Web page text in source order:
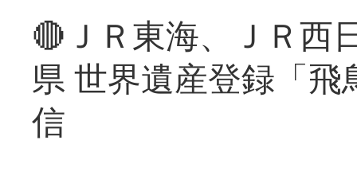
🔴ＪＲ東海、ＪＲ西
県 世界遺産登録「
信